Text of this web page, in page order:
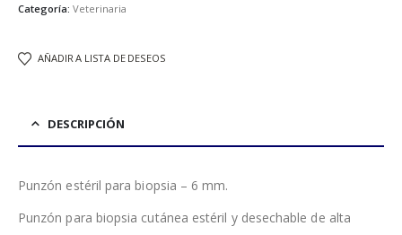
Categoría: Veterinaria
AÑADIR A LISTA DE DESEOS
DESCRIPCIÓN
Punzón estéril para biopsia – 6 mm.
Punzón para biopsia cutánea estéril y desechable de alta